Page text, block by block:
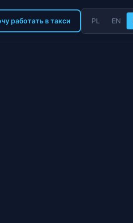
работать в такси PL EN